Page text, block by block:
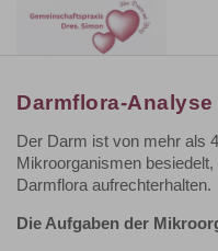
Darmflora-Analyse
Der Darm ist von mehr als
Mikroorganismen
Darmflora aufrechterhalten.
Die Aufgaben der